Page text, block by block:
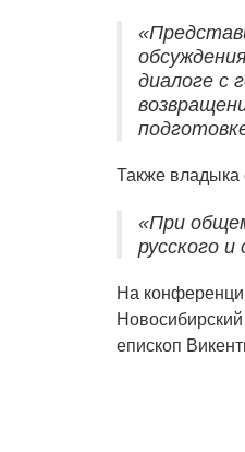
диалоге с
Также владыка
«При
русского
На
епископ